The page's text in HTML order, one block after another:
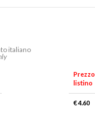
italiano
Prezzo
listino
€ 4.60